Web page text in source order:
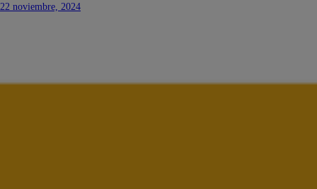
22 noviembre, 2024